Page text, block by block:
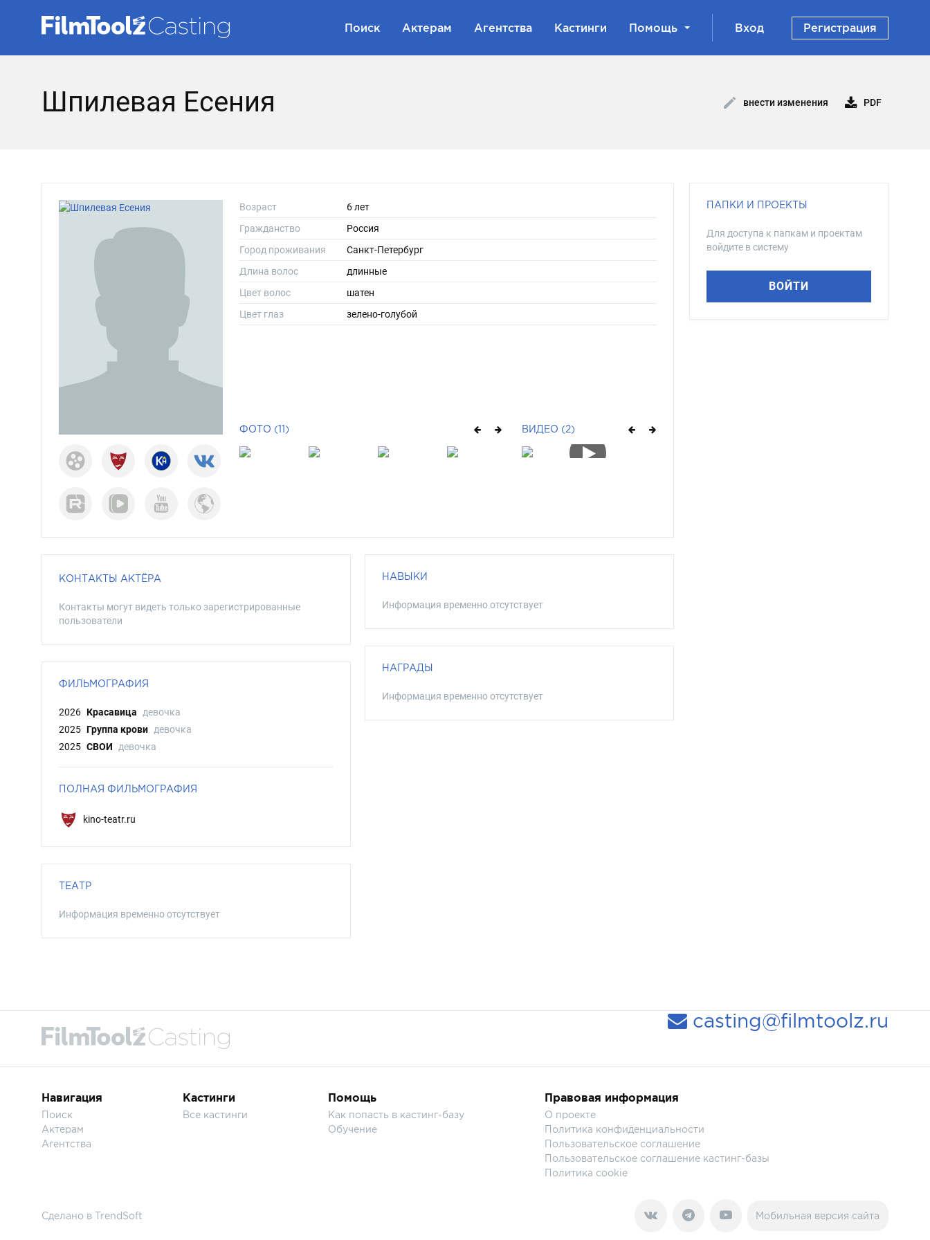
Поиск Актерам Агентства Кастинги Помощь Вход Регистрация
Шпилевая Есения внести изменения PDF
Возраст
6 лет
Гражданство
Россия
Город проживания
Санкт-Петербург
Длина волос
длинные
Цвет волос
шатен
Цвет глаз
зелено-голубой
ФОТО (11) ВИДЕО (2)
КОНТАКТЫ АКТЁРА
Контакты могут видеть только зарегистрированные
пользователи
ФИЛЬМОГРАФИЯ
2026 Красавица
девочка
2025 Группа крови девочка
2025 СВОИ девочка
ПОЛНАЯ ФИЛЬМОГРАФИЯ
kino-teatr.ru
ТЕАТР
Информация временно отсутствует
НАВЫКИ
Информация временно отсутствует
НАГРАДЫ
Информация временно отсутствует
ПАПКИ И ПРОЕКТЫ
Для доступа к папкам и проектам
войдите в систему
ВОЙТИ
casting@filmtoolz.ru
Навигация
Поиск
Актерам
Агентства
Кастинги
Все кастинги
Помощь
Как попасть в кастинг-базу
Обучение
Правовая информация
О проекте
Политика конфиденциальности
Пользовательское соглашение
Пользовательское соглашение кастинг-базы
Политика cookie
Сделано в TrendSoft Мобильная версия сайта